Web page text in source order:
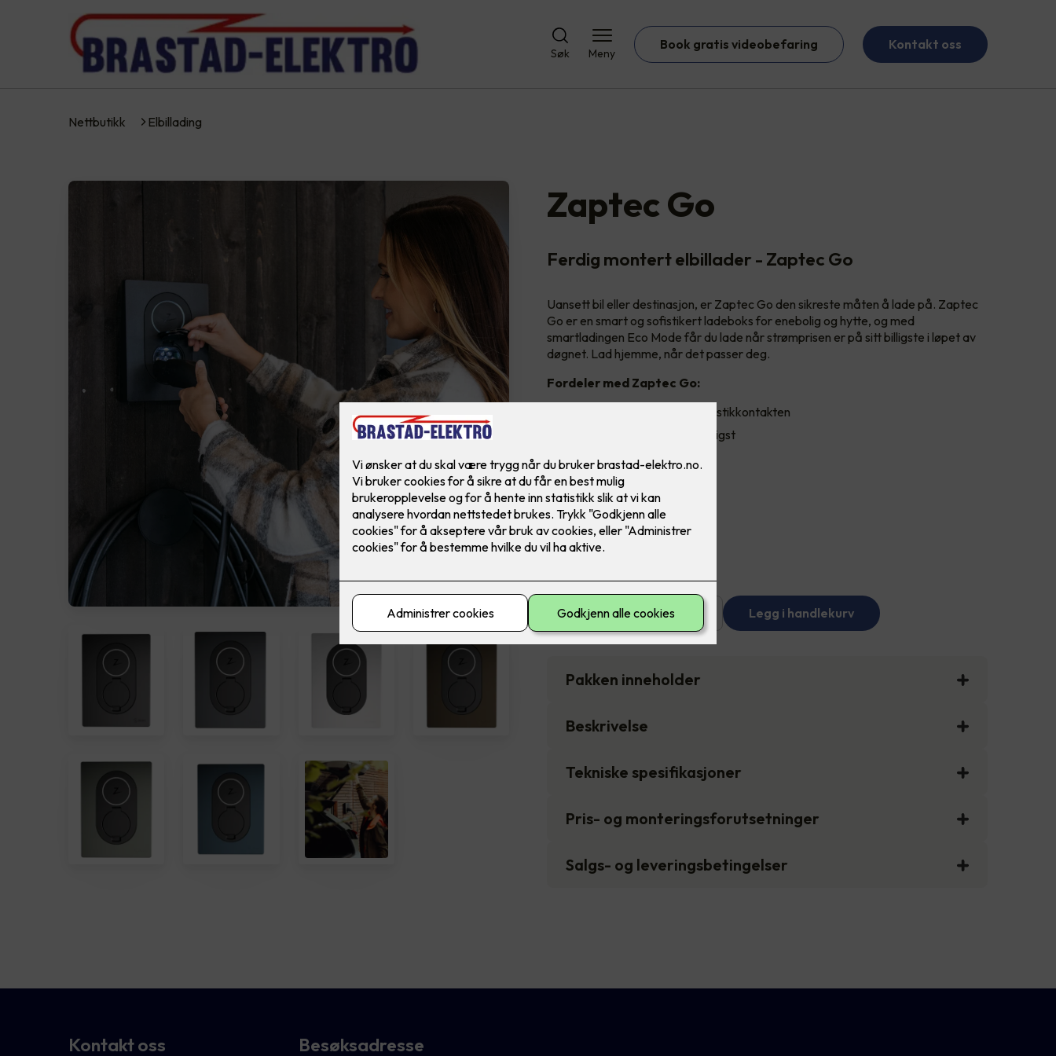
Søk Meny
Book gratis videobefaring Kontakt oss
Nettbutikk Elbillading
Zaptec Go
Ferdig montert elbillader - Zaptec Go
Uansett bil eller destinasjon, er Zaptec Go den sikreste måten å lade på. Zaptec
Go er en smart og sofistikert ladeboks for enebolig og hytte, og med
smartladingen Eco Mode får du lade når strømprisen er på sitt billigste i løpet av
døgnet. Lad hjemme, når det passer deg.
Fordeler med Zaptec Go:
Lader opptil 10 x raskere enn stikkontakten
Kan lade når strømmen er billigst
Liten i størrelse
5 års garanti
Kommer i 6 lekre farger
16,990
Antall - Legg i handlekurv
Pakken inneholder
Beskrivelse
Tekniske spesifikasjoner
Pris- og monteringsforutsetninger
Salgs- og leveringsbetingelser
Kontakt oss Besøksadresse